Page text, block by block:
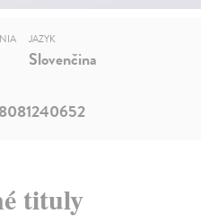
JAZYK
Slovenčina
tituly